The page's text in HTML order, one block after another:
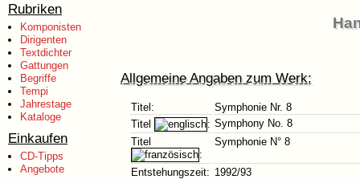
Rubriken
Komponisten
Dirigenten
Textdichter
Gattungen
Begriffe
Tempi
Jahrestage
Kataloge
Einkaufen
CD-Tipps
Angebote
Allgemeine Angaben zum Werk:
Titel:
Symphonie Nr. 8
Titel
: Symphony No. 8
Titel
:
Symphonie N° 8
Entstehungszeit: 1992/93